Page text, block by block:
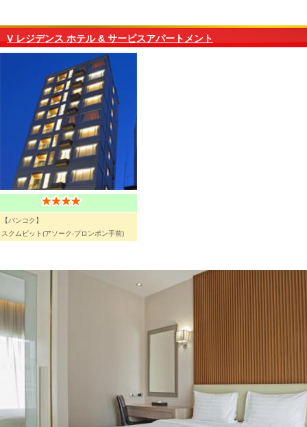
V レジデンス ホテル & サービスアパートメント
【バンコク】
スクムビット(アソーク-プロンポン手前)